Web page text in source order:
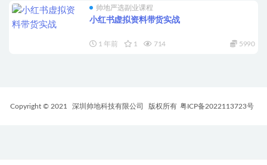
帅地严选副业课程
小红书虚拟资料带货实战
1 年前 1 714 5990
Copyright © 2021 深圳帅地科技有限公司 版权所有 粤ICP备2022113723号